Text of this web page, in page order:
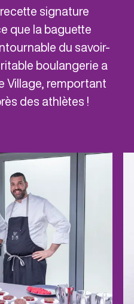
signature
que la baguette
du savoir-
boulangerie a
Village, remportant
des athlètes !